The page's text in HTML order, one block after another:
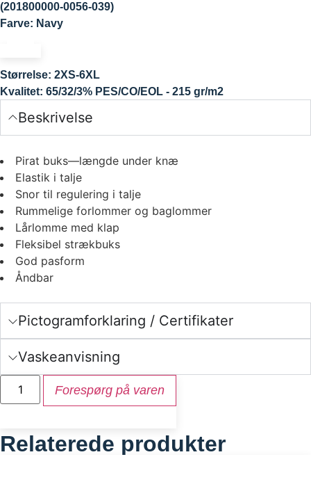
(201800000-0056-039)
Farve: Navy
Størrelse: 2XS-6XL
Kvalitet: 65/32/3% PES/CO/EOL - 215 gr/m2
Beskrivelse
Pirat buks—længde under knæ
Elastik i talje
Snor til regulering i talje
Rummelige forlommer og baglommer
Lårlomme med klap
Fleksibel strækbuks
God pasform
Åndbar
Pictogramforklaring / Certifikater
Vaskeanvisning
Forespørg på varen
Relaterede produkter